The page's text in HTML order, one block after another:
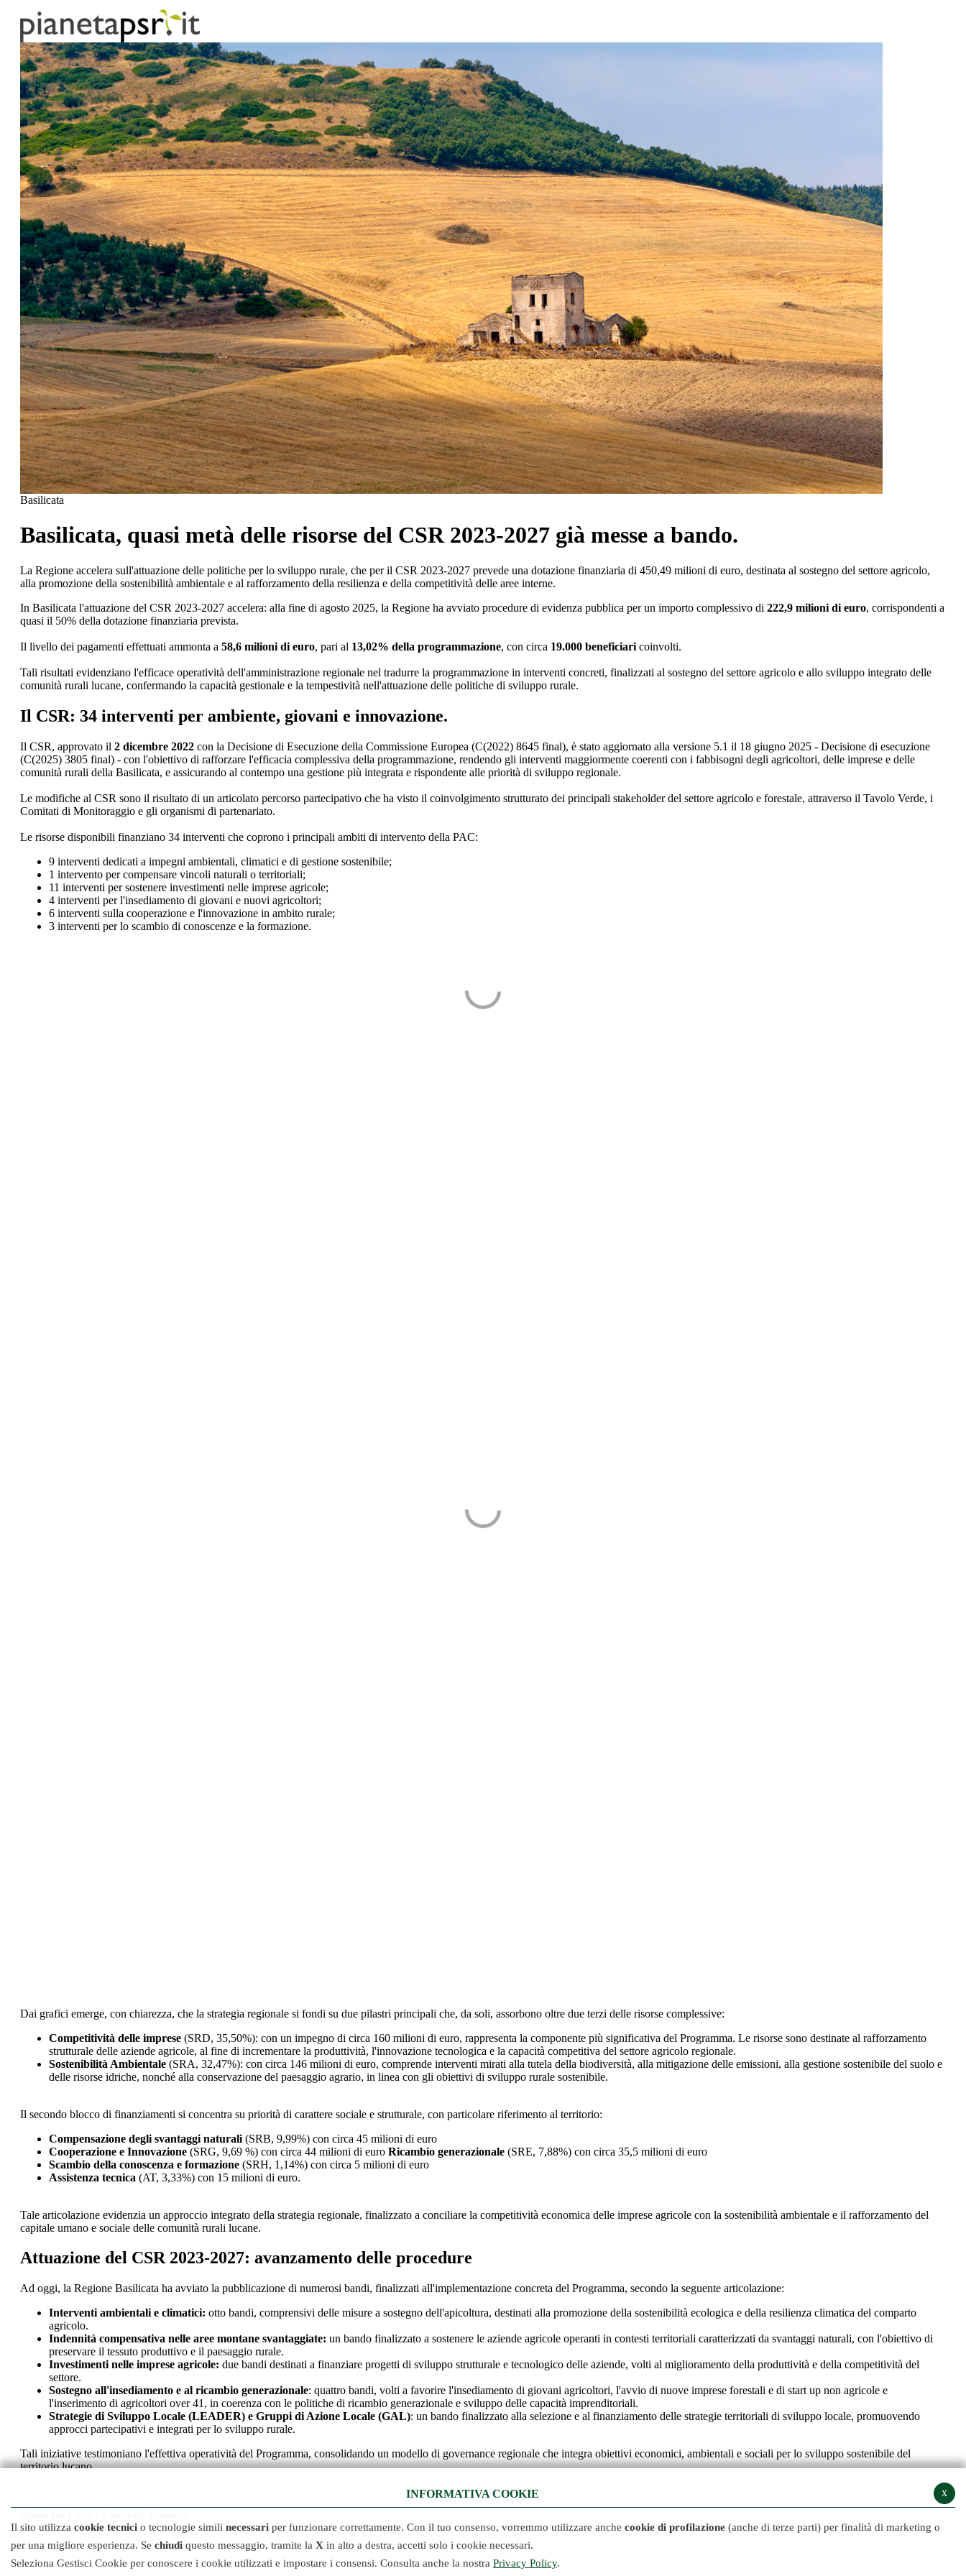
Basilicata
Basilicata, quasi metà delle risorse del CSR 2023-2027 già messe a bando.
La Regione accelera sull'attuazione delle politiche per lo sviluppo rurale, che per il CSR 2023-2027 prevede una dotazione finanziaria di 450,49 milioni di euro, destinata al sostegno del settore agricolo,
alla promozione della sostenibilità ambientale e al rafforzamento della resilienza e della competitività delle aree interne.
In Basilicata l'attuazione del CSR 2023-2027 accelera: alla fine di agosto 2025, la Regione ha avviato procedure di evidenza pubblica per un importo complessivo di 222,9 milioni di euro, corrispondenti a
quasi il 50% della dotazione finanziaria prevista.
Il livello dei pagamenti effettuati ammonta a 58,6 milioni di euro, pari al 13,02% della programmazione, con circa 19.000 beneficiari coinvolti.
Tali risultati evidenziano l'efficace operatività dell'amministrazione regionale nel tradurre la programmazione in interventi concreti, finalizzati al sostegno del settore agricolo e allo sviluppo integrato delle
comunità rurali lucane, confermando la capacità gestionale e la tempestività nell'attuazione delle politiche di sviluppo rurale.
Il CSR: 34 interventi per ambiente, giovani e innovazione.
Il CSR, approvato il 2 dicembre 2022 con la Decisione di Esecuzione della Commissione Europea (C(2022) 8645 final), è stato aggiornato alla versione 5.1 il 18 giugno 2025 - Decisione di esecuzione
(C(2025) 3805 final) - con l'obiettivo di rafforzare l'efficacia complessiva della programmazione, rendendo gli interventi maggiormente coerenti con i fabbisogni degli agricoltori, delle imprese e delle
comunità rurali della Basilicata, e assicurando al contempo una gestione più integrata e rispondente alle priorità di sviluppo regionale.
Le modifiche al CSR sono il risultato di un articolato percorso partecipativo che ha visto il coinvolgimento strutturato dei principali stakeholder del settore agricolo e forestale, attraverso il Tavolo Verde, i
Comitati di Monitoraggio e gli organismi di partenariato.
Le risorse disponibili finanziano 34 interventi che coprono i principali ambiti di intervento della PAC:
9 interventi dedicati a impegni ambientali, climatici e di gestione sostenibile;
1 intervento per compensare vincoli naturali o territoriali;
11 interventi per sostenere investimenti nelle imprese agricole;
4 interventi per l'insediamento di giovani e nuovi agricoltori;
6 interventi sulla cooperazione e l'innovazione in ambito rurale;
3 interventi per lo scambio di conoscenze e la formazione.
Dai grafici emerge, con chiarezza, che la strategia regionale si fondi su due pilastri principali che, da soli, assorbono oltre due terzi delle risorse complessive:
Competitività delle imprese (SRD, 35,50%): con un impegno di circa 160 milioni di euro, rappresenta la componente più significativa del Programma. Le risorse sono destinate al rafforzamento
strutturale delle aziende agricole, al fine di incrementare la produttività, l'innovazione tecnologica e la capacità competitiva del settore agricolo regionale.
Sostenibilità Ambientale (SRA, 32,47%): con circa 146 milioni di euro, comprende interventi mirati alla tutela della biodiversità, alla mitigazione delle emissioni, alla gestione sostenibile del suolo e
delle risorse idriche, nonché alla conservazione del paesaggio agrario, in linea con gli obiettivi di sviluppo rurale sostenibile.
Il secondo blocco di finanziamenti si concentra su priorità di carattere sociale e strutturale, con particolare riferimento al territorio:
Compensazione degli svantaggi naturali (SRB, 9,99%) con circa 45 milioni di euro
Cooperazione e Innovazione (SRG, 9,69 %) con circa 44 milioni di euro Ricambio generazionale (SRE, 7,88%) con circa 35,5 milioni di euro
Scambio della conoscenza e formazione (SRH, 1,14%) con circa 5 milioni di euro
Assistenza tecnica (AT, 3,33%) con 15 milioni di euro.
Tale articolazione evidenzia un approccio integrato della strategia regionale, finalizzato a conciliare la competitività economica delle imprese agricole con la sostenibilità ambientale e il rafforzamento del
capitale umano e sociale delle comunità rurali lucane.
Attuazione del CSR 2023-2027: avanzamento delle procedure
Ad oggi, la Regione Basilicata ha avviato la pubblicazione di numerosi bandi, finalizzati all'implementazione concreta del Programma, secondo la seguente articolazione:
Interventi ambientali e climatici: otto bandi, comprensivi delle misure a sostegno dell'apicoltura, destinati alla promozione della sostenibilità ecologica e della resilienza climatica del comparto
agricolo.
Indennità compensativa nelle aree montane svantaggiate: un bando finalizzato a sostenere le aziende agricole operanti in contesti territoriali caratterizzati da svantaggi naturali, con l'obiettivo di
preservare il tessuto produttivo e il paesaggio rurale.
Investimenti nelle imprese agricole: due bandi destinati a finanziare progetti di sviluppo strutturale e tecnologico delle aziende, volti al miglioramento della produttività e della competitività del
settore.
Sostegno all'insediamento e al ricambio generazionale: quattro bandi, volti a favorire l'insediamento di giovani agricoltori, l'avvio di nuove imprese forestali e di start up non agricole e
l'inserimento di agricoltori over 41, in coerenza con le politiche di ricambio generazionale e sviluppo delle capacità imprenditoriali.
Strategie di Sviluppo Locale (LEADER) e Gruppi di Azione Locale (GAL): un bando finalizzato alla selezione e al finanziamento delle strategie territoriali di sviluppo locale, promuovendo
approcci partecipativi e integrati per lo sviluppo rurale.
Tali iniziative testimoniano l'effettiva operatività del Programma, consolidando un modello di governance regionale che integra obiettivi economici, ambientali e sociali per lo sviluppo sostenibile del
territorio lucano.
Crea PB Basilicata
x
INFORMATIVA COOKIE
Il sito utilizza cookie tecnici o tecnologie simili necessari per funzionare correttamente. Con il tuo consenso, vorremmo utilizzare anche cookie di profilazione (anche di terze parti) per finalità di marketing o
per una migliore esperienza. Se chiudi questo messaggio, tramite la X in alto a destra, accetti solo i cookie necessari.
Seleziona Gestisci Cookie per conoscere i cookie utilizzati e impostare i consensi. Consulta anche la nostra Privacy Policy.